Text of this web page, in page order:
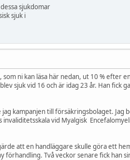
sjukdomar
sjuk i
ni kan läsa här nedan, ut 10 % efter
sjuk vid 16 och är idag 23 år. Han fick
kampanjen till försäkringsbolaget.
vid Myalgisk
att en handläggare skulle göra ett
förhandling. Två veckor senare fick han